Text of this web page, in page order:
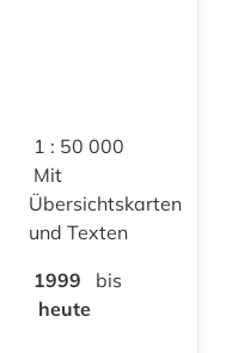
1 : 50 000
Mit
Übersichtskarten
und Texten
1999
bis
heute